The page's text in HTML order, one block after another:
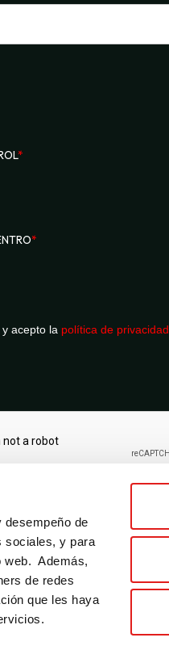
de
sociales, y para
web. Además,
de redes
que les haya
*
*
acepto la política de privacidad
cookies